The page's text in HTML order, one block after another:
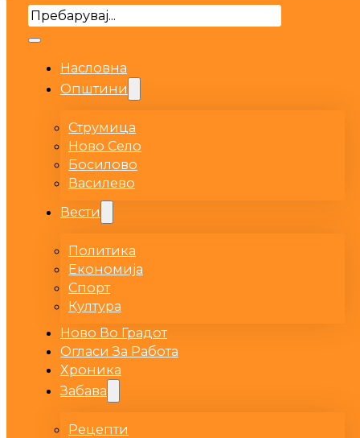
Search
Насловна
Општини
Струмица
Ново Село
Босилово
Василево
Вести
Политика
Економија
Спорт
Култура
Ново Во Градот
Огласи За Работа
Хроника
Забава
Рецепти